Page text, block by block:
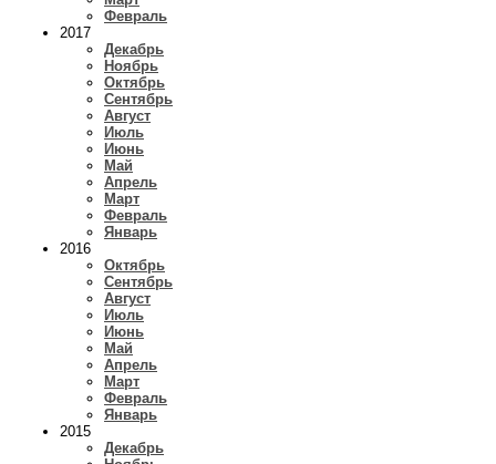
Февраль
2017
Декабрь
Ноябрь
Октябрь
Сентябрь
Август
Июль
Июнь
Май
Апрель
Март
Февраль
Январь
2016
Октябрь
Сентябрь
Август
Июль
Июнь
Май
Апрель
Март
Февраль
Январь
2015
Декабрь